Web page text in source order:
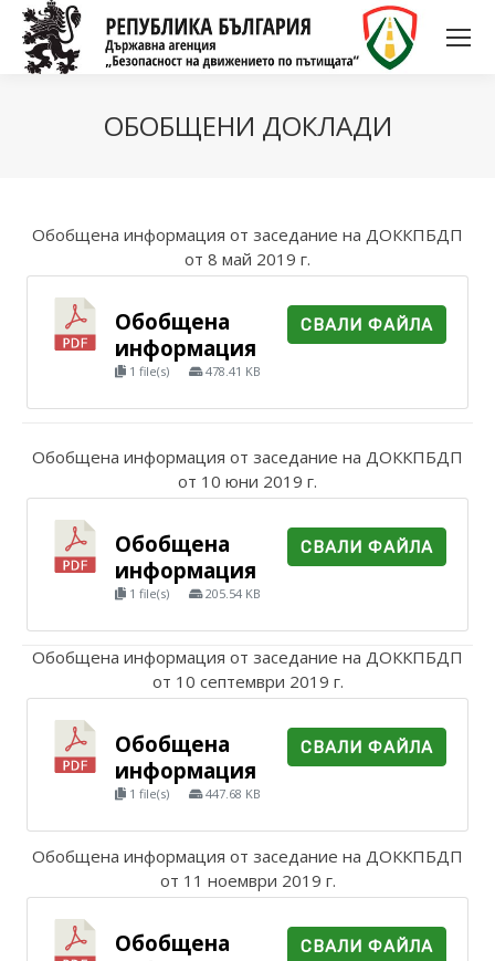
ОБОБЩЕНИ ДОКЛАДИ
Обобщена информация от заседание на ДОККПБДП
от 8 май 2019 г.
Обобщена
информация
1 file(s) 478.41 KB
СВАЛИ ФАЙЛА
Обобщена информация от заседание на ДОККПБДП
от 10 юни 2019 г.
Обобщена
информация
1 file(s) 205.54 KB
СВАЛИ ФАЙЛА
Обобщена информация от заседание на ДОККПБДП
от 10 септември 2019 г.
Обобщена
информация
1 file(s) 447.68 KB
СВАЛИ ФАЙЛА
Обобщена информация от заседание на ДОККПБДП
от 11 ноември 2019 г.
Обобщена
СВАЛИ ФАЙЛА